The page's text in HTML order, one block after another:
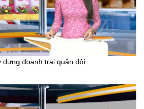
dựng doanh trại quân đội